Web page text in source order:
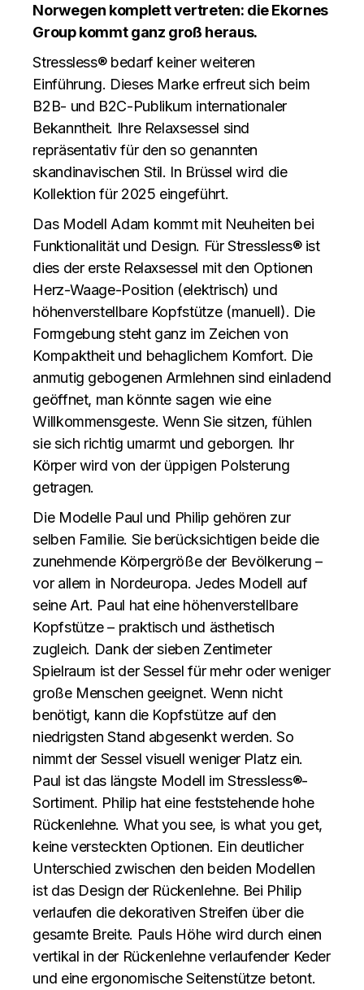
Norwegen komplett vertreten: die Ekornes
Group kommt ganz groß heraus.
Stressless® bedarf keiner weiteren
Einführung. Dieses Marke erfreut sich beim
B2B- und B2C-Publikum internationaler
Bekanntheit. Ihre Relaxsessel sind
repräsentativ für den so genannten
skandinavischen Stil. In Brüssel wird die
Kollektion für 2025 eingeführt.
Das Modell Adam kommt mit Neuheiten bei
Funktionalität und Design. Für Stressless® ist
dies der erste Relaxsessel mit den Optionen
Herz-Waage-Position (elektrisch) und
höhenverstellbare Kopfstütze (manuell). Die
Formgebung steht ganz im Zeichen von
Kompaktheit und behaglichem Komfort. Die
anmutig gebogenen Armlehnen sind einladend
geöffnet, man könnte sagen wie eine
Willkommensgeste. Wenn Sie sitzen, fühlen
sie sich richtig umarmt und geborgen. Ihr
Körper wird von der üppigen Polsterung
getragen.
Die Modelle Paul und Philip gehören zur
selben Familie. Sie berücksichtigen beide die
zunehmende Körpergröße der Bevölkerung –
vor allem in Nordeuropa. Jedes Modell auf
seine Art. Paul hat eine höhenverstellbare
Kopfstütze – praktisch und ästhetisch
zugleich. Dank der sieben Zentimeter
Spielraum ist der Sessel für mehr oder weniger
große Menschen geeignet. Wenn nicht
benötigt, kann die Kopfstütze auf den
niedrigsten Stand abgesenkt werden. So
nimmt der Sessel visuell weniger Platz ein.
Paul ist das längste Modell im Stressless®-
Sortiment. Philip hat eine feststehende hohe
Rückenlehne. What you see, is what you get,
keine versteckten Optionen. Ein deutlicher
Unterschied zwischen den beiden Modellen
ist das Design der Rückenlehne. Bei Philip
verlaufen die dekorativen Streifen über die
gesamte Breite. Pauls Höhe wird durch einen
vertikal in der Rückenlehne verlaufender Keder
und eine ergonomische Seitenstütze betont.